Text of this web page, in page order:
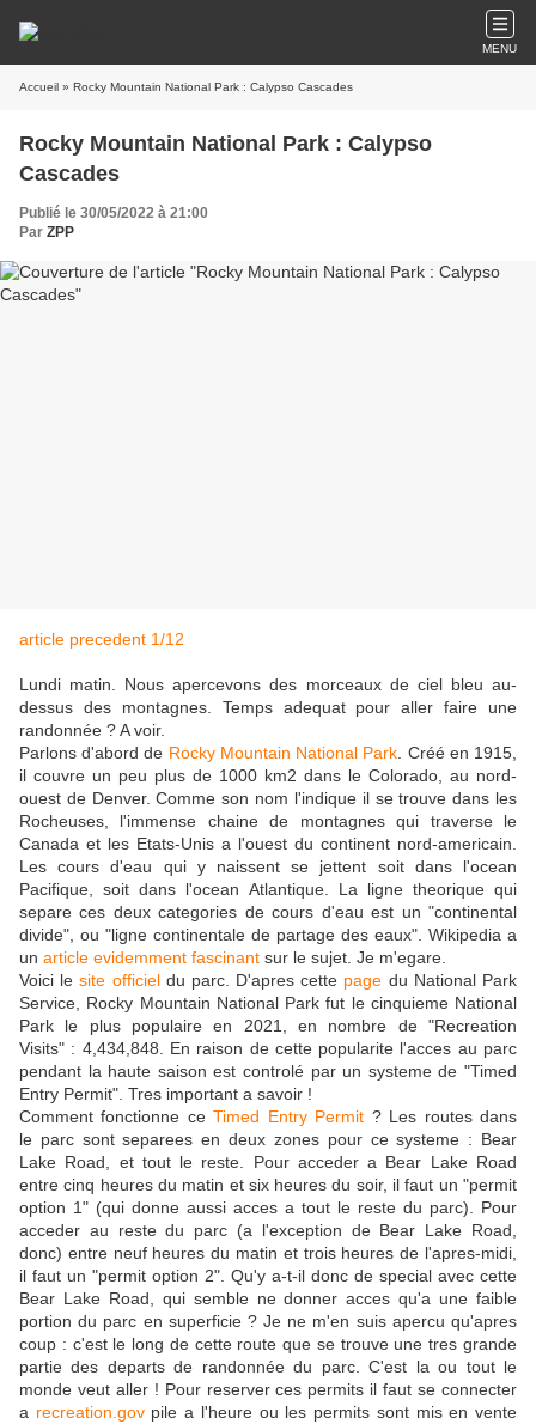
MENU
Accueil » Rocky Mountain National Park : Calypso Cascades
Rocky Mountain National Park : Calypso
Cascades
Publié le 30/05/2022 à 21:00
Par ZPP
article precedent 1/12
Lundi matin. Nous apercevons des morceaux de ciel bleu au-
dessus des montagnes. Temps adequat pour aller faire une
randonnée ? A voir.
Parlons d'abord de Rocky Mountain National Park . Créé en 1915,
il couvre un peu plus de 1000 km2 dans le Colorado, au nord-
ouest de Denver. Comme son nom l'indique il se trouve dans les
Rocheuses, l'immense chaine de montagnes qui traverse le
Canada et les Etats-Unis a l'ouest du continent nord-americain.
Les cours d'eau qui y naissent se jettent soit dans l'ocean
Pacifique, soit dans l'ocean Atlantique. La ligne theorique qui
separe ces deux categories de cours d'eau est un "continental
divide", ou "ligne continentale de partage des eaux". Wikipedia a
un article evidemment fascinant sur le sujet. Je m'egare.
Voici lesite officieldu parc. D'apres cette page du National Park
Service, Rocky Mountain National Park fut le cinquieme National
Park le plus populaire en 2021, en nombre de "Recreation
Visits" : 4,434,848. En raison de cette popularite l'acces au parc
pendant la haute saison est controlé par un systeme de "Timed
Entry Permit". Tres important a savoir !
Comment fonctionne ceTimed Entry Permit ? Les routes dans
le parc sont separees en deux zones pour ce systeme : Bear
Lake Road, et tout le reste. Pour acceder a Bear Lake Road
entre cinq heures du matin et six heures du soir, il faut un "permit
option 1" (qui donne aussi acces a tout le reste du parc). Pour
acceder au reste du parc (a l'exception de Bear Lake Road,
donc) entre neuf heures du matin et trois heures de l'apres-midi,
il faut un "permit option 2". Qu'y a-t-il donc de special avec cette
Bear Lake Road, qui semble ne donner acces qu'a une faible
portion du parc en superficie ? Je ne m'en suis apercu qu'apres
coup : c'est le long de cette route que se trouve une tres grande
partie des departs de randonnée du parc. C'est la ou tout le
monde veut aller ! Pour reserver ces permits il faut se connecter
a recreation.govpile a l'heure ou les permits sont mis en vente